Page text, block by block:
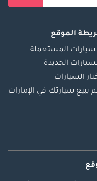
الموقع
المستعملة
الجديدة
السيارات
ببيع سيارتك في الإمارات